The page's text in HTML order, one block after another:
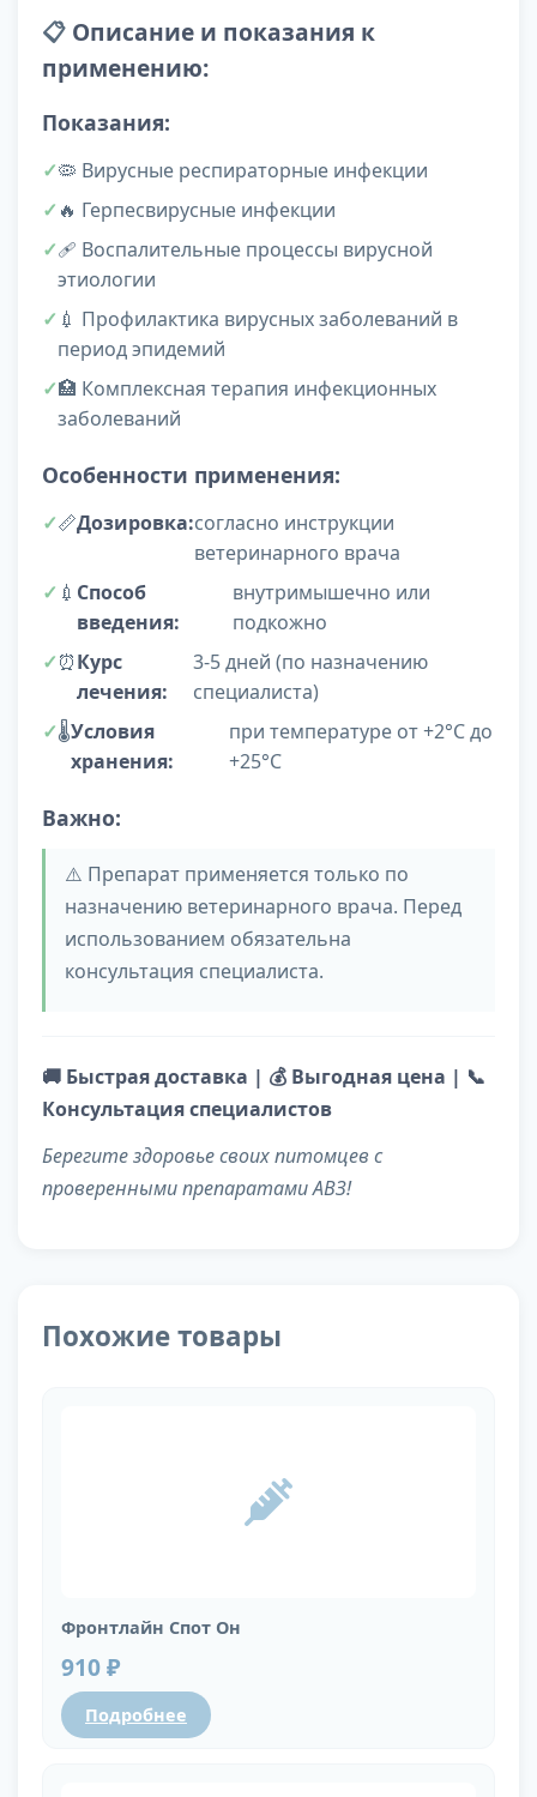
📋 Описание и показания к
применению:
Показания:
🦠 Вирусные респираторные инфекции
🔥 Герпесвирусные инфекции
🩹 Воспалительные процессы вирусной
этиологии
💉 Профилактика вирусных заболеваний в
период эпидемий
🏥 Комплексная терапия инфекционных
заболеваний
Особенности применения:
📏Дозировка:согласно инструкции
ветеринарного врача
💉 Способ
введения:
внутримышечно или
подкожно
⏰Курс
лечения:
3-5 дней (по назначению
специалиста)
🌡️Условия
хранения:
при температуре от +2°C до
+25°C
Важно:
⚠️ Препарат применяется только по
назначению ветеринарного врача. Перед
использованием обязательна
консультация специалиста.
🚚 Быстрая доставка | 💰 Выгодная цена | 📞
Консультация специалистов
Берегите здоровье своих питомцев с
проверенными препаратами АВЗ!
Похожие товары
Фронтлайн Спот Он
910 ₽
Подробнее